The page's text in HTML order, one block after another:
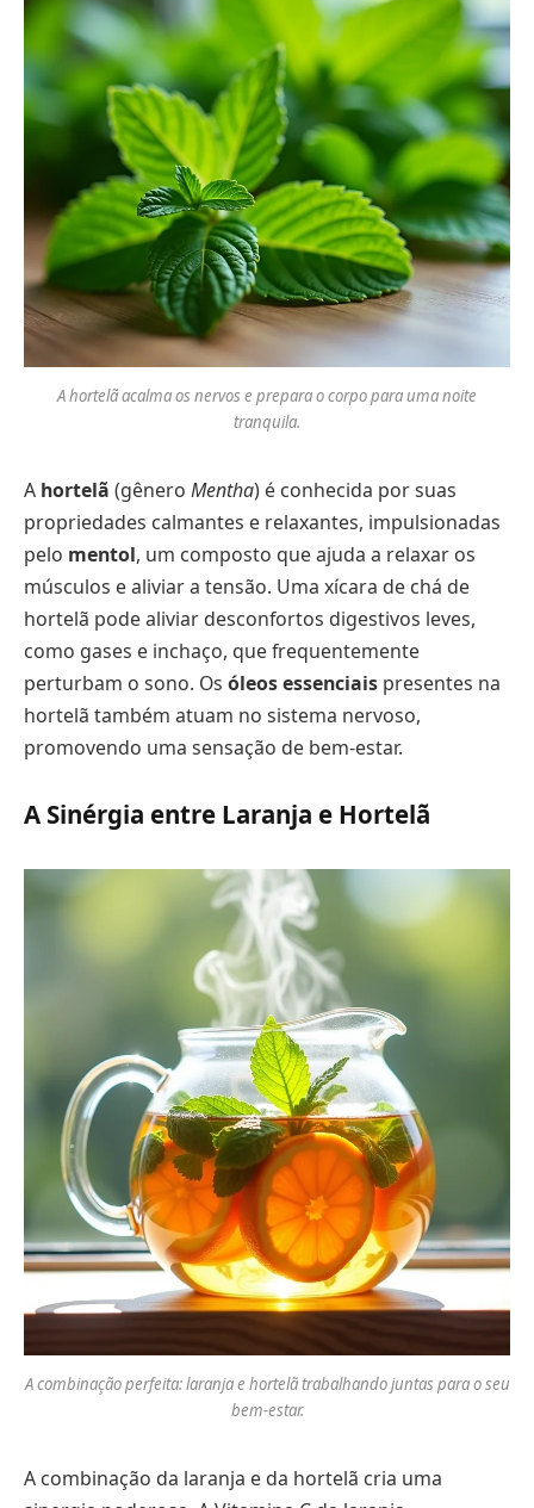
A hortelã acalma os nervos e prepara o corpo para uma noite
tranquila.
A hortelã (gênero Mentha) é conhecida por suas
propriedades calmantes e relaxantes, impulsionadas
pelo mentol, um composto que ajuda a relaxar os
músculos e aliviar a tensão. Uma xícara de chá de
hortelã pode aliviar desconfortos digestivos leves,
como gases e inchaço, que frequentemente
perturbam o sono. Os óleos essenciais presentes na
hortelã também atuam no sistema nervoso,
promovendo uma sensação de bem-estar.
A Sinérgia entre Laranja e Hortelã
A combinação perfeita: laranja e hortelã trabalhando juntas para o seu
bem-estar.
A combinação da laranja e da hortelã cria uma